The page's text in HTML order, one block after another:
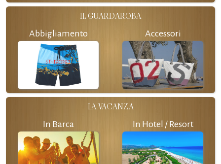
IL GUARDAROBA
Abbigliamento Accessori
LA VACANZA
In Barca In Hotel / Resort